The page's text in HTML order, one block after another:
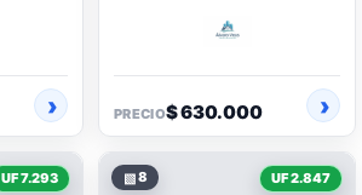
PRECIO$ 630.000
UF 7.293 ▧8 UF 2.847